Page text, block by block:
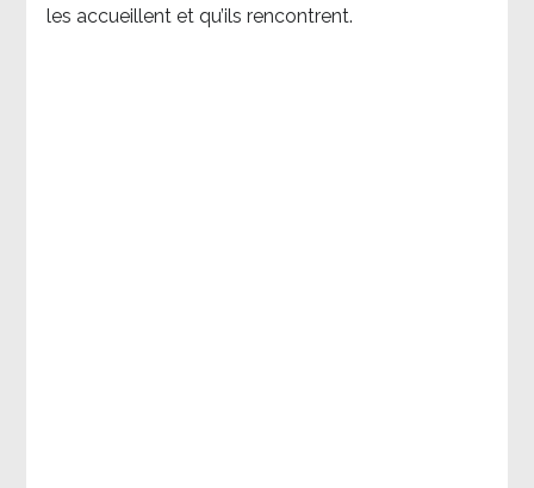
les accueillent et qu’ils rencontrent.